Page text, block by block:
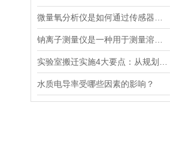
水质电导率受哪些因素的影响？